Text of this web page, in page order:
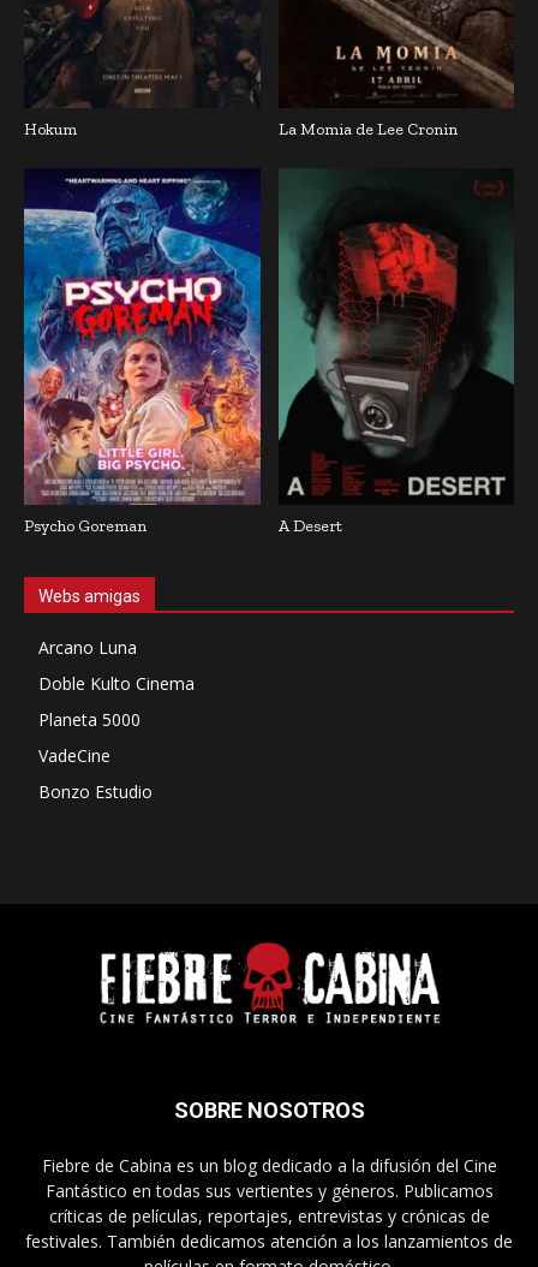
Hokum La Momia de Lee Cronin
Psycho Goreman A Desert
Webs amigas
Arcano Luna
Doble Kulto Cinema
Planeta 5000
VadeCine
Bonzo Estudio
SOBRE NOSOTROS
Fiebre de Cabina es un blog dedicado a la difusión del Cine
Fantástico en todas sus vertientes y géneros. Publicamos
críticas de películas, reportajes, entrevistas y crónicas de
festivales. También dedicamos atención a los lanzamientos de